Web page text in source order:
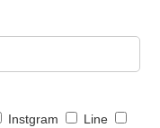
Instgram
Line